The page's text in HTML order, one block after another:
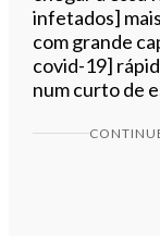
infetados]
com grande
covid-19]
num curto de